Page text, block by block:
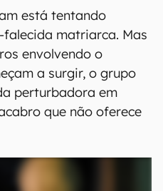
está tentando
matriarca. Mas
envolvendo o
a surgir, o grupo
perturbadora em
que não oferece